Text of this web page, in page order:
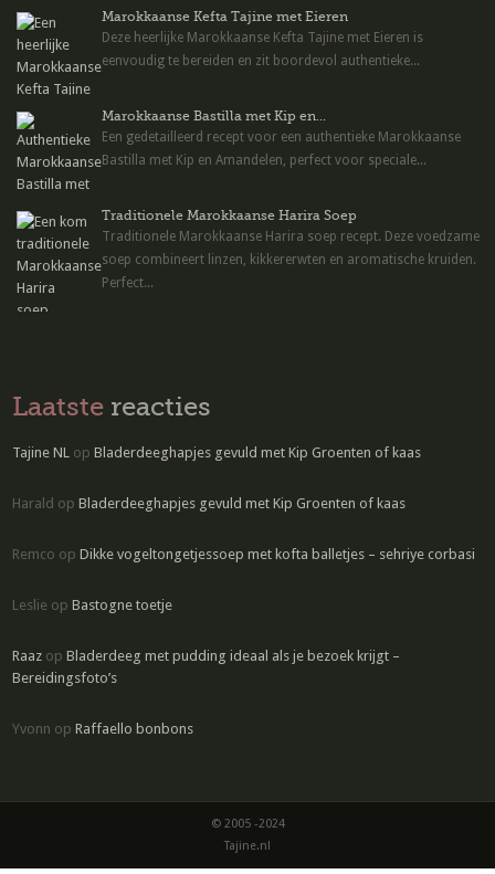
Marokkaanse Kefta Tajine met Eieren
Deze heerlijke Marokkaanse Kefta Tajine met Eieren is
eenvoudig te bereiden en zit boordevol authentieke...
Marokkaanse Bastilla met Kip en...
Een gedetailleerd recept voor een authentieke Marokkaanse
Bastilla met Kip en Amandelen, perfect voor speciale...
Traditionele Marokkaanse Harira Soep
Traditionele Marokkaanse Harira soep recept. Deze voedzame
soep combineert linzen, kikkererwten en aromatische kruiden.
Perfect...
Laatste reacties
Tajine NL opBladerdeeghapjes gevuld met Kip Groenten of kaas
Harald opBladerdeeghapjes gevuld met Kip Groenten of kaas
Remco opDikke vogeltongetjessoep met kofta balletjes – sehriye corbasi
Leslie opBastogne toetje
Raaz opBladerdeeg met pudding ideaal als je bezoek krijgt –
Bereidingsfoto’s
Yvonn opRaffaello bonbons
© 2005 -2024
Tajine.nl